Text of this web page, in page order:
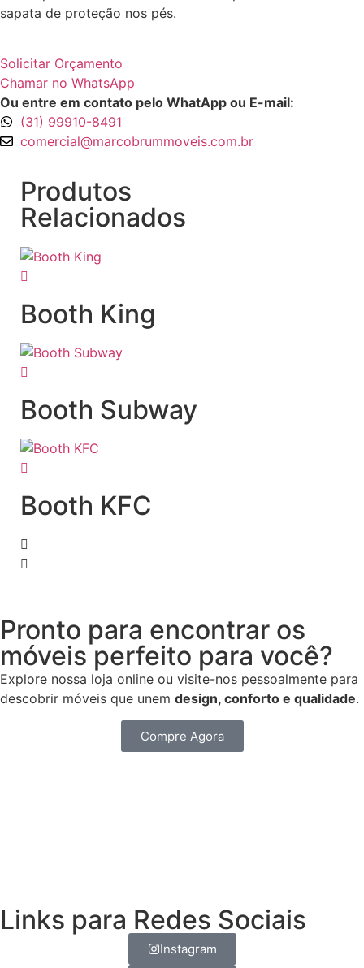
sapata de proteção nos pés.
Solicitar Orçamento
Chamar no WhatsApp
Ou entre em contato pelo WhatApp ou E-mail:
(31) 99910-8491
comercial@marcobrummoveis.com.br
Produtos
Relacionados
Booth King
Booth Subway
Booth KFC
Pronto para encontrar os
móveis perfeito para você?
Explore nossa loja online ou visite-nos pessoalmente para
descobrir móveis que unem design, conforto e qualidade.
Compre Agora
Links para Redes Sociais
Instagram